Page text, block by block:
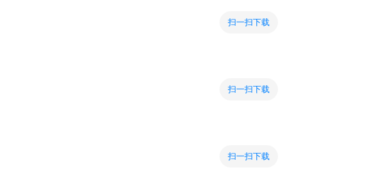
扫一扫下载
扫一扫下载
扫一扫下载